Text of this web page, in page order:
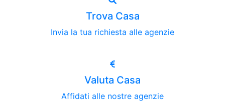
Trova Casa
Invia la tua richiesta alle agenzie
Valuta Casa
Affidati alle nostre agenzie